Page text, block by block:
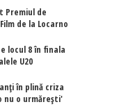
Premiul de
de la Locarno
locul 8 în finala
U20
în plină criza
nu o urmărești'